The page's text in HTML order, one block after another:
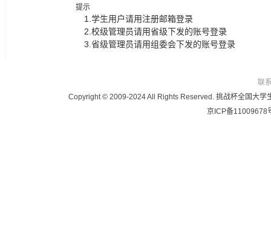
提示
1.学生用户请用注册邮箱登录
2.校级管理员请用省级下发的账号登录
3.省级管理员请用组委会下发的账号登录
联
Copyright © 2009-2024 All Rights Reserved. 挑战杯全国大学
京ICP备11009678